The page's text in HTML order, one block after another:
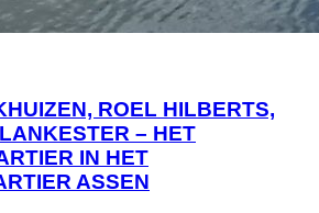
ROEL HILBERTS,
– HET
IN HET
ASSEN